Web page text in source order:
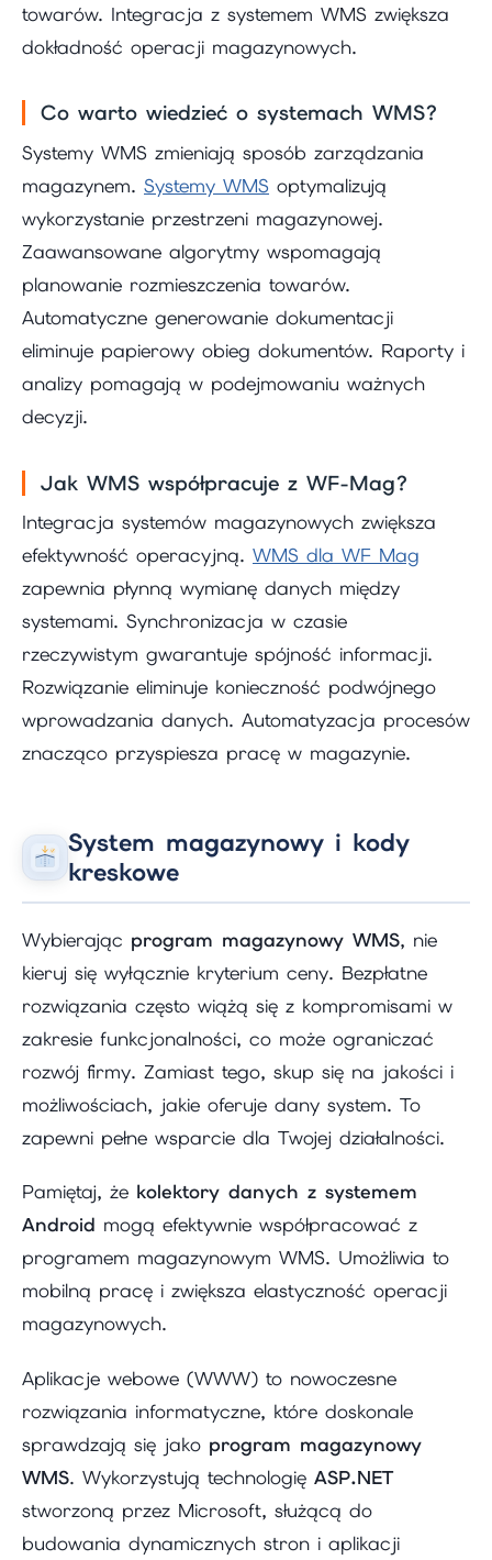
towarów. Integracja z systemem WMS zwiększa
dokładność operacji magazynowych.
Co warto wiedzieć o systemach WMS?
Systemy WMS zmieniają sposób zarządzania
magazynem. Systemy WMS optymalizują
wykorzystanie przestrzeni magazynowej.
Zaawansowane algorytmy wspomagają
planowanie rozmieszczenia towarów.
Automatyczne generowanie dokumentacji
eliminuje papierowy obieg dokumentów. Raporty i
analizy pomagają w podejmowaniu ważnych
decyzji.
Jak WMS współpracuje z WF-Mag?
Integracja systemów magazynowych zwiększa
efektywność operacyjną. WMS dla WF Mag
zapewnia płynną wymianę danych między
systemami. Synchronizacja w czasie
rzeczywistym gwarantuje spójność informacji.
Rozwiązanie eliminuje konieczność podwójnego
wprowadzania danych. Automatyzacja procesów
znacząco przyspiesza pracę w magazynie.
System magazynowy i kody
kreskowe
Wybierając program magazynowy WMS, nie
kieruj się wyłącznie kryterium ceny. Bezpłatne
rozwiązania często wiążą się z kompromisami w
zakresie funkcjonalności, co może ograniczać
rozwój firmy. Zamiast tego, skup się na jakości i
możliwościach, jakie oferuje dany system. To
zapewni pełne wsparcie dla Twojej działalności.
Pamiętaj, że kolektory danych z systemem
Android mogą efektywnie współpracować z
programem magazynowym WMS. Umożliwia to
mobilną pracę i zwiększa elastyczność operacji
magazynowych.
Aplikacje webowe (WWW) to nowoczesne
rozwiązania informatyczne, które doskonale
sprawdzają się jako program magazynowy
WMS. Wykorzystują technologię ASP.NET
stworzoną przez Microsoft, służącą do
budowania dynamicznych stron i aplikacji